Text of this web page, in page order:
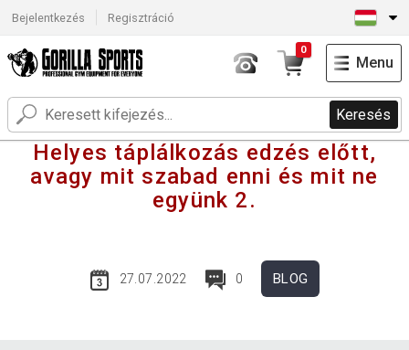
Bejelentkezés Regisztráció
Keresés
0
Menu
Helyes táplálkozás edzés előtt,
avagy mit szabad enni és mit ne
együnk 2.
27.07.2022 0 BLOG